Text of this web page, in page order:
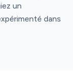
un
dans